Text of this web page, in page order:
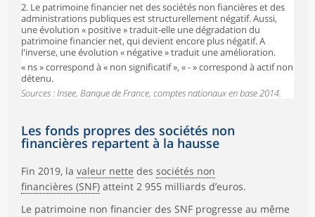
2. Le patrimoine financier net des sociétés non fiancières et des
administrations publiques est structurellement négatif. Aussi,
une évolution « positive » traduit-elle une dégradation du
patrimoine financier net, qui devient encore plus négatif. A
l'inverse, une évolution « négative » traduit une amélioration.
« ns » correspond à « non significatif », « - » correspond à actif non
détenu.
Sources : Insee, Banque de France, comptes nationaux en base 2014.
Les fonds propres des sociétés non
financières repartent à la hausse
Fin 2019, la valeur nette des sociétés non
financières (SNF) atteint 2 955 milliards d’euros.
Le patrimoine non financier des SNF progresse au même